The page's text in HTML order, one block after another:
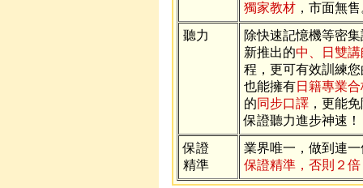
獨家教材 ，市面無
聽力
除快速記憶機等密
新推出的中、日雙講
程，更可有效訓練
也能擁有日籍專業
的同步口譯 ，更能
保證聽力進步神速！
保證
精準
業界唯一，做到連
保證精準，否則２